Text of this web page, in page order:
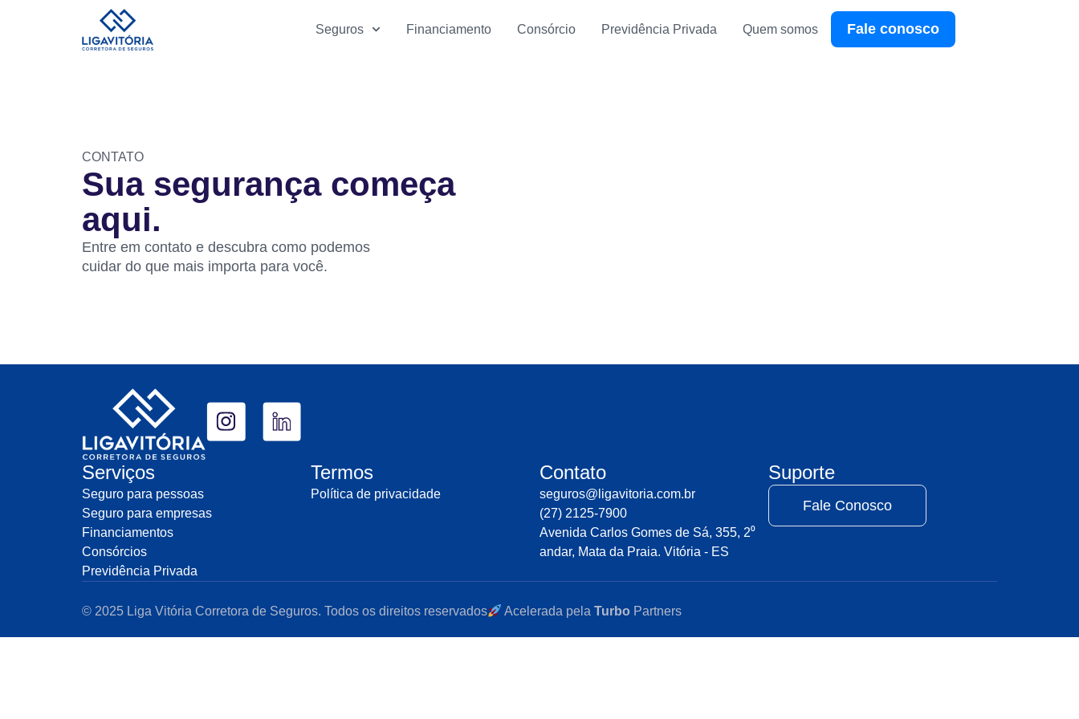
Seguros Financiamento Consórcio Previdência Privada Quem somos Fale conosco
CONTATO
Sua segurança começa
aqui.
Entre em contato e descubra como podemos
cuidar do que mais importa para você.
Serviços
Seguro para pessoas
Seguro para empresas
Financiamentos
Consórcios
Previdência Privada
Termos
Política de privacidade
Contato
seguros@ligavitoria.com.br
(27) 2125-7900
Avenida Carlos Gomes de Sá, 355, 2⁰
andar, Mata da Praia. Vitória - ES
Suporte
Fale Conosco
© 2025 Liga Vitória Corretora de Seguros. Todos os direitos reservados Acelerada pelaTurbo Partners